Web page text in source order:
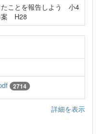
ことを報告しよう 小4
案 H28
2714
詳細を表示